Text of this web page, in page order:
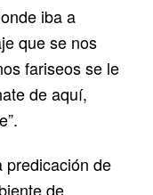
iba a
que se nos
fariseos se le
de aquí,
predicación de
de